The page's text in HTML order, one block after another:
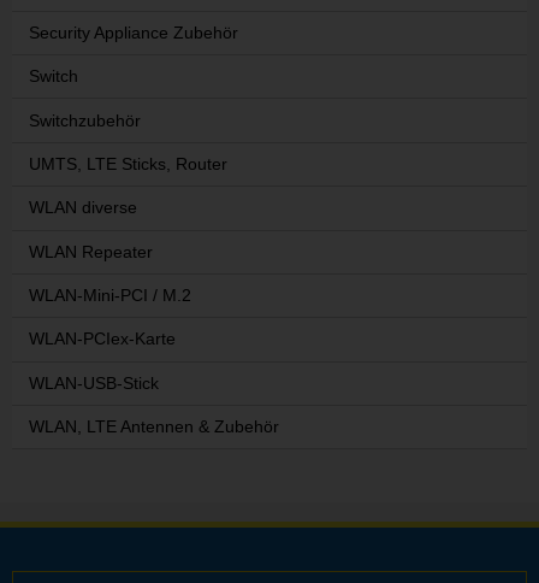
Security Appliance Zubehör
Switch
Switchzubehör
UMTS, LTE Sticks, Router
WLAN diverse
WLAN Repeater
WLAN-Mini-PCI / M.2
WLAN-PCIex-Karte
WLAN-USB-Stick
WLAN, LTE Antennen & Zubehör